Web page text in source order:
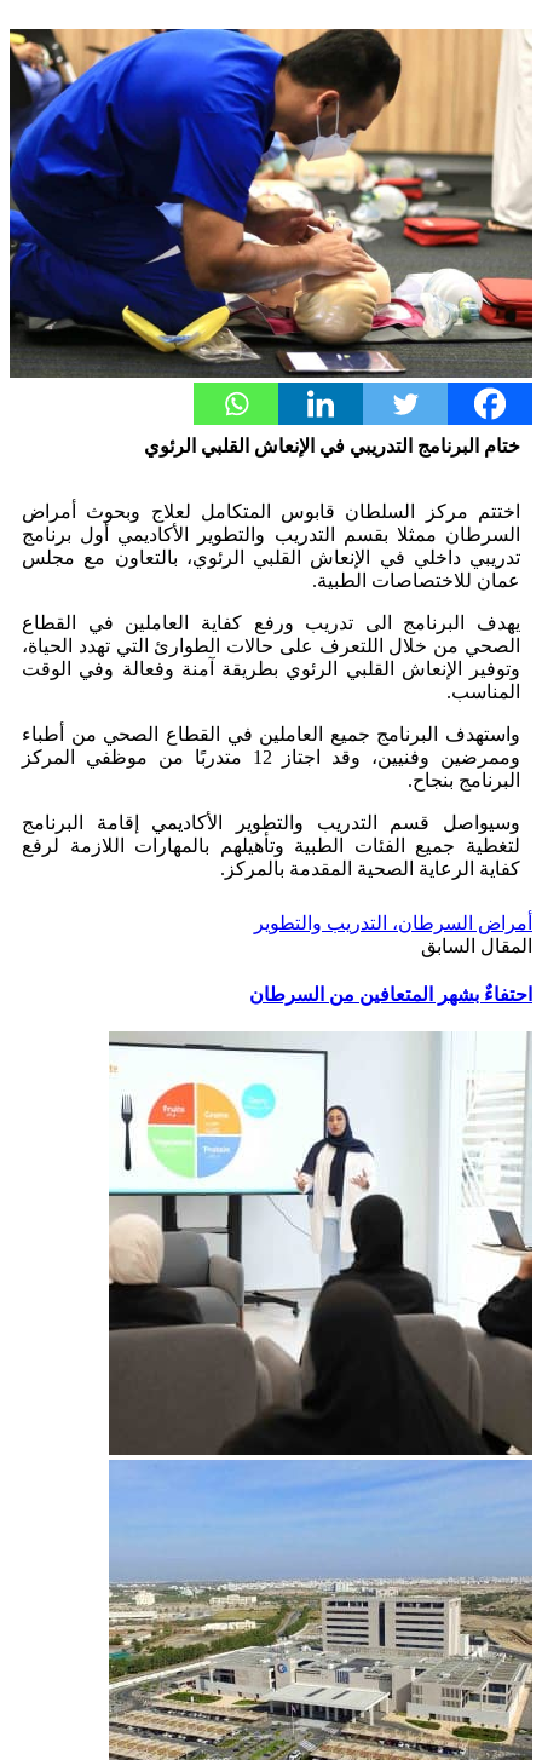
ختام البرنامج التدريبي في الإنعاش القلبي الرئوي
اختتم مركز السلطان قابوس المتكامل لعلاج وبحوث أمراض
السرطان ممثلا بقسم التدريب والتطوير الأكاديمي أول برنامج
تدريبي داخلي في الإنعاش القلبي الرئوي، بالتعاون مع مجلس
عمان للاختصاصات الطبية.
يهدف البرنامج الى تدريب ورفع كفاية العاملين في القطاع
الصحي من خلال اللتعرف على حالات الطوارئ التي تهدد الحياة،
وتوفير الإنعاش القلبي الرئوي بطريقة آمنة وفعالة وفي الوقت
المناسب.
واستهدف البرنامج جميع العاملين في القطاع الصحي من أطباء
وممرضين وفنيين، وقد اجتاز 12 متدربًا من موظفي المركز
البرنامج بنجاح.
وسيواصل قسم التدريب والتطوير الأكاديمي إقامة البرنامج
لتغطية جميع الفئات الطبية وتأهيلهم بالمهارات اللازمة لرفع
كفاية الرعاية الصحية المقدمة بالمركز.
أمراض السرطان، التدريب والتطوير
المقال السابق
احتفاءٌ بشهر المتعافين من السرطان